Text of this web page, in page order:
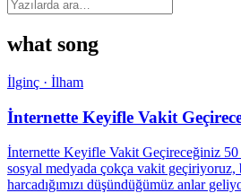
what song
İlginç · İlham
İnternette Keyifle Vakit
İnternette Keyifle Vakit Geçireceğiniz 50
sosyal medyada çokça vakit geçiriyoruz,
harcadığımızı düşündüğümüz anlar